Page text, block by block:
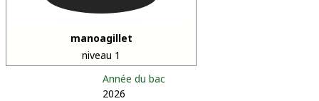
manoagillet
niveau 1
Année du bac
2026